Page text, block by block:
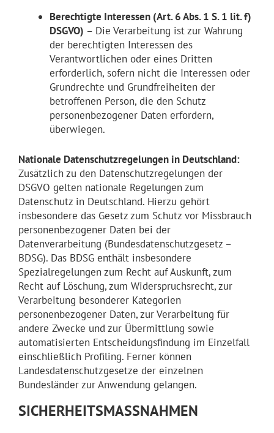
Berechtigte Interessen (Art. 6 Abs. 1 S. 1 lit. f)
DSGVO) – Die Verarbeitung ist zur Wahrung
der berechtigten Interessen des
Verantwortlichen oder eines Dritten
erforderlich, sofern nicht die Interessen oder
Grundrechte und Grundfreiheiten der
betroffenen Person, die den Schutz
personenbezogener Daten erfordern,
überwiegen.
Nationale Datenschutzregelungen in Deutschland:
Zusätzlich zu den Datenschutzregelungen der
DSGVO gelten nationale Regelungen zum
Datenschutz in Deutschland. Hierzu gehört
insbesondere das Gesetz zum Schutz vor Missbrauch
personenbezogener Daten bei der
Datenverarbeitung (Bundesdatenschutzgesetz –
BDSG). Das BDSG enthält insbesondere
Spezialregelungen zum Recht auf Auskunft, zum
Recht auf Löschung, zum Widerspruchsrecht, zur
Verarbeitung besonderer Kategorien
personenbezogener Daten, zur Verarbeitung für
andere Zwecke und zur Übermittlung sowie
automatisierten Entscheidungsfindung im Einzelfall
einschließlich Profiling. Ferner können
Landesdatenschutzgesetze der einzelnen
Bundesländer zur Anwendung gelangen.
SICHERHEITSMASSNAHMEN